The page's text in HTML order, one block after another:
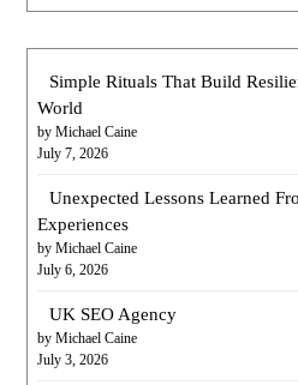
Simple Rituals That Build
World
by Michael Caine
July 7, 2026
Unexpected Lessons Learned
Experiences
by Michael Caine
July 6, 2026
UK SEO Agency
by Michael Caine
July 3, 2026